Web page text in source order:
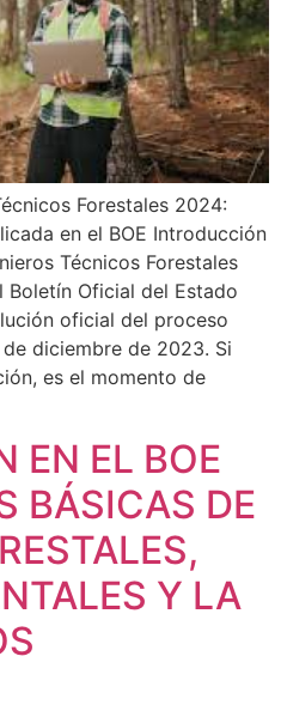
Forestales 2024:
en el BOE Introducción
Técnicos Forestales
Oficial del Estado
oficial del proceso
diciembre de 2023. Si
es el momento de
EN EL BOE
BÁSICAS DE
Y LA